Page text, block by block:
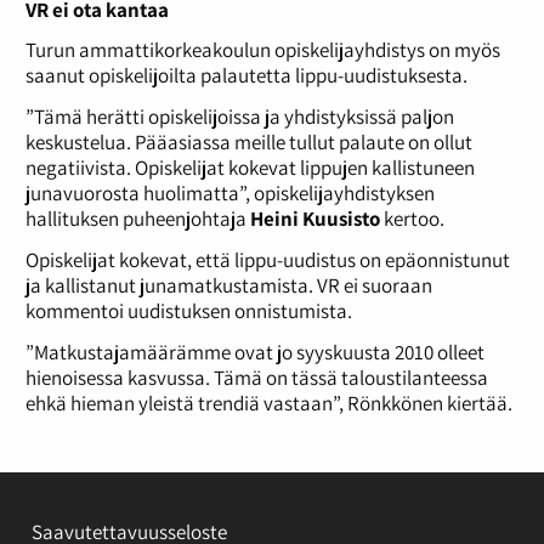
VR ei ota kantaa
Turun ammattikorkeakoulun opiskelijayhdistys on myös
saanut opiskelijoilta palautetta lippu-uudistuksesta.
”Tämä herätti opiskelijoissa ja yhdistyksissä paljon
keskustelua. Pääasiassa meille tullut palaute on ollut
negatiivista. Opiskelijat kokevat lippujen kallistuneen
junavuorosta huolimatta”, opiskelijayhdistyksen
hallituksen puheenjohtaja Heini Kuusistokertoo.
Opiskelijat kokevat, että lippu-uudistus on epäonnistunut
ja kallistanut junamatkustamista. VR ei suoraan
kommentoi uudistuksen onnistumista.
”Matkustajamäärämme ovat jo syyskuusta 2010 olleet
hienoisessa kasvussa. Tämä on tässä taloustilanteessa
ehkä hieman yleistä trendiä vastaan”, Rönkkönen kiertää.
Saavutettavuusseloste